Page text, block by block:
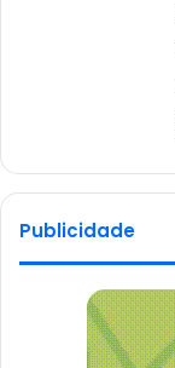
Publicidade